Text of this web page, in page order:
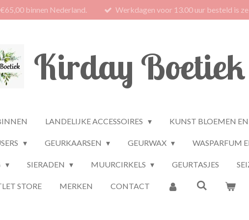
binnen Nederland. Werkdagen voor 13.00 uur besteld is
Kirday Boetiek
LANDELIJKE ACCESSOIRES KUNST BLOEMEN
GEURKAARSEN GEURWAX WASPARFUM
SIERADEN MUURCIRKELS GEURTASJES
STORE MERKEN CONTACT